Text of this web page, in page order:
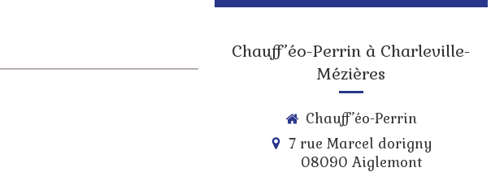
Chauff’éo-Perrin à Charleville-
Mézières
Chauff’éo-Perrin
7 rue Marcel dorigny
08090 Aiglemont